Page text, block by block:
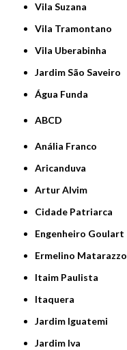
Vila Suzana
Vila Tramontano
Vila Uberabinha
jardim São Saveiro
Água Funda
ABCD
Anália Franco
Aricanduva
Artur Alvim
Cidade Patriarca
Engenheiro Goulart
Ermelino Matarazzo
Itaim Paulista
Itaquera
Jardim Iguatemi
Jardim Iva